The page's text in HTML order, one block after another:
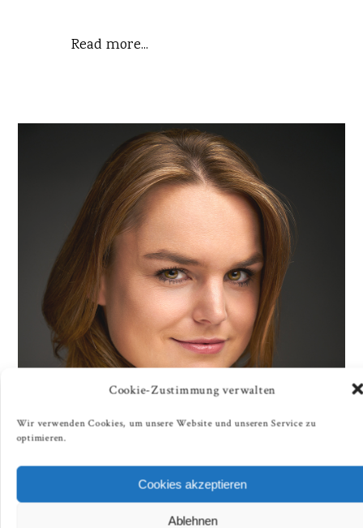
Cookie-Zustimmung verwalten
Wir verwenden Cookies, um unsere Website und unseren Service zu
optimieren.
Cookies akzeptieren
Ablehnen
Read more...